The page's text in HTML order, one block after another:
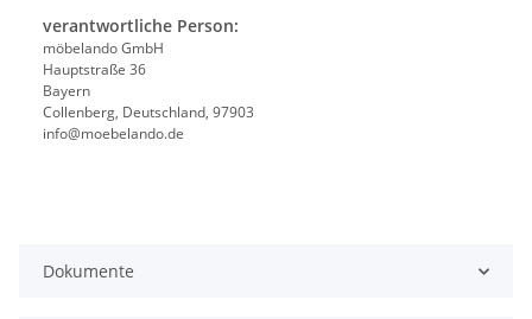
verantwortliche Person:
möbelando GmbH
Hauptstraße 36
Bayern
Collenberg, Deutschland, 97903
info@moebelando.de
Dokumente